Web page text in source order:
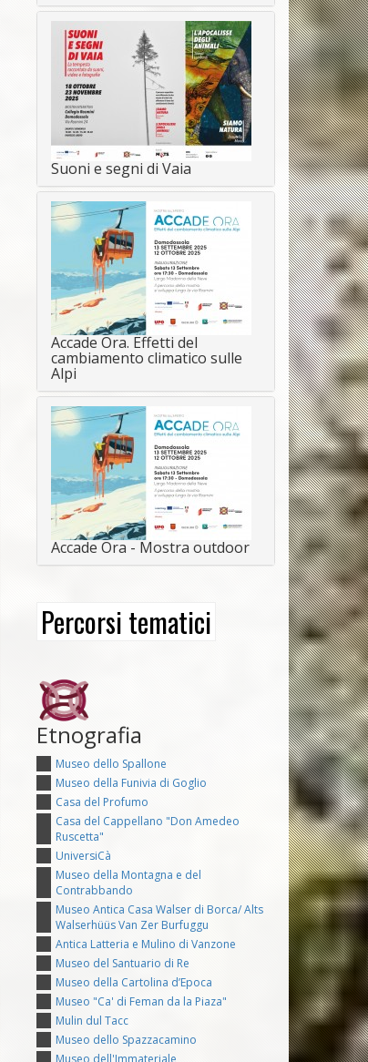
Suoni e segni di Vaia
Accade Ora. Effetti del
cambiamento climatico sulle
Alpi
Accade Ora - Mostra outdoor
Percorsi tematici
Etnografia
Museo dello Spallone
Museo della Funivia di Goglio
Casa del Profumo
Casa del Cappellano "Don Amedeo
Ruscetta"
UniversiCà
Museo della Montagna e del
Contrabbando
Museo Antica Casa Walser di Borca/ Alts
Walserhüüs Van Zer Burfuggu
Antica Latteria e Mulino di Vanzone
Museo del Santuario di Re
Museo della Cartolina d’Epoca
Museo "Ca' di Feman da la Piaza"
Mulin dul Tacc
Museo dello Spazzacamino